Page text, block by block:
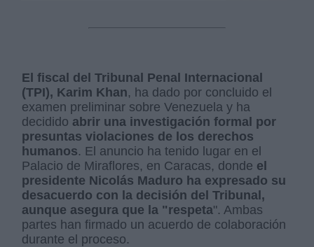
El fiscal del Tribunal Penal Internacional
(TPI), Karim Khan, ha dado por concluido el
examen preliminar sobre Venezuela y ha
decidido abrir una investigación formal por
presuntas violaciones de los derechos
humanos. El anuncio ha tenido lugar en el
Palacio de Miraflores, en Caracas, donde el
presidente Nicolás Maduro ha expresado su
desacuerdo con la decisión del Tribunal,
aunque asegura que la "respeta". Ambas
partes han firmado un acuerdo de colaboración
durante el proceso.